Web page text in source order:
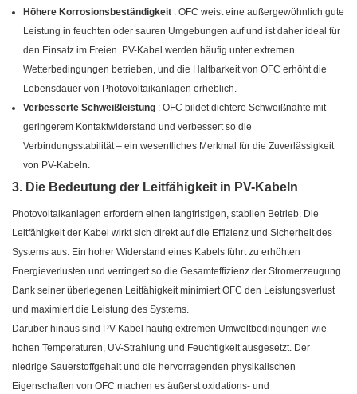
Höhere Korrosionsbeständigkeit : OFC weist eine außergewöhnlich gute
Leistung in feuchten oder sauren Umgebungen auf und ist daher ideal für
den Einsatz im Freien. PV-Kabel werden häufig unter extremen
Wetterbedingungen betrieben, und die Haltbarkeit von OFC erhöht die
Lebensdauer von Photovoltaikanlagen erheblich.
Verbesserte Schweißleistung : OFC bildet dichtere Schweißnähte mit
geringerem Kontaktwiderstand und verbessert so die
Verbindungsstabilität – ein wesentliches Merkmal für die Zuverlässigkeit
von PV-Kabeln.
3. Die Bedeutung der Leitfähigkeit in PV-Kabeln
Photovoltaikanlagen erfordern einen langfristigen, stabilen Betrieb. Die
Leitfähigkeit der Kabel wirkt sich direkt auf die Effizienz und Sicherheit des
Systems aus. Ein hoher Widerstand eines Kabels führt zu erhöhten
Energieverlusten und verringert so die Gesamteffizienz der Stromerzeugung.
Dank seiner überlegenen Leitfähigkeit minimiert OFC den Leistungsverlust
und maximiert die Leistung des Systems.
Darüber hinaus sind PV-Kabel häufig extremen Umweltbedingungen wie
hohen Temperaturen, UV-Strahlung und Feuchtigkeit ausgesetzt. Der
niedrige Sauerstoffgehalt und die hervorragenden physikalischen
Eigenschaften von OFC machen es äußerst oxidations- und